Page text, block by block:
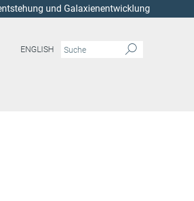
und Galaxienentwicklung
ENGLISH